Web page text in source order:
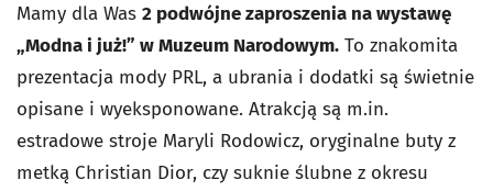
Mamy dla Was 2 podwójne zaproszenia na wystawę
„Modna i już!” w Muzeum Narodowym. To znakomita
prezentacja mody PRL, a ubrania i dodatki są świetnie
opisane i wyeksponowane. Atrakcją są m.in.
estradowe stroje Maryli Rodowicz, oryginalne buty z
metką Christian Dior, czy suknie ślubne z okresu